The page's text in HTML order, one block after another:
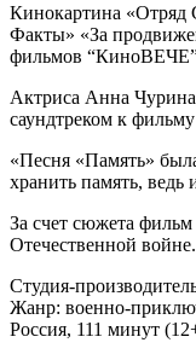
Кинокартина «Отряд
Факты» «За
фильмов “КиноВЕЧЕ”
Актриса Анна
саундтреком к
«Песня «Память»
хранить память,
За счет сюжета
Отечественной войне.
Студия-
Жанр: военно-
Россия, 111 минут